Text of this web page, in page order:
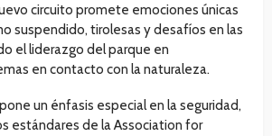
circuito promete emociones únicas
suspendido, tirolesas y desafíos en las
el liderazgo del parque en
en contacto con la naturaleza.
un énfasis especial en la seguridad,
estándares de la Association for